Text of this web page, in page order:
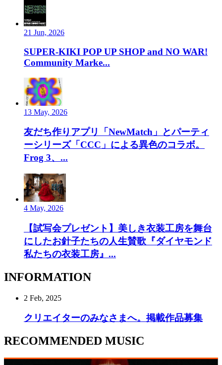
21 Jun, 2026
SUPER-KIKI POP UP SHOP and NO WAR!
Community Marke...
13 May, 2026
友だち作りアプリ「NewMatch」とパーティ
ーシリーズ「CCC」による異色のコラボ。
Frog 3、...
4 May, 2026
【試写会プレゼント】美しき衣装工房を舞台
にしたお針子たちの人生賛歌『ダイヤモンド
私たちの衣装工房』...
INFORMATION
2 Feb, 2025
クリエイターのみなさまへ。掲載作品募集
RECOMMENDED MUSIC